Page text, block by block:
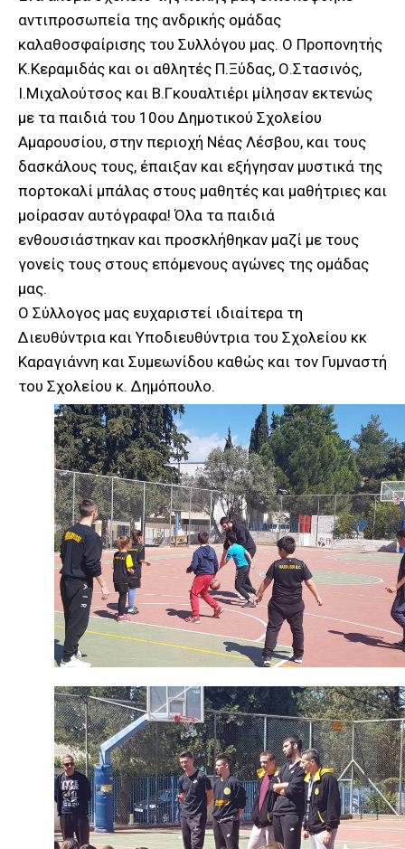
αντιπροσωπεία της ανδρικής ομάδας
καλαθοσφαίρισης του Συλλόγου μας. Ο Προπονητής
Κ.Κεραμιδάς και οι αθλητές Π.Ξύδας, Ο.Στασινός,
Ι.Μιχαλούτσος και Β.Γκουαλτιέρι μίλησαν εκτενώς
με τα παιδιά του 10ου Δημοτικού Σχολείου
Αμαρουσίου, στην περιοχή Νέας Λέσβου, και τους
δασκάλους τους, έπαιξαν και εξήγησαν μυστικά της
πορτοκαλί μπάλας στους μαθητές και μαθήτριες και
μοίρασαν αυτόγραφα! Όλα τα παιδιά
ενθουσιάστηκαν και προσκλήθηκαν μαζί με τους
γονείς τους στους επόμενους αγώνες της ομάδας
μας.
Ο Σύλλογος μας ευχαριστεί ιδιαίτερα τη
Διευθύντρια και Υποδιευθύντρια του Σχολείου κκ
Καραγιάννη και Συμεωνίδου καθώς και τον Γυμναστή
του Σχολείου κ. Δημόπουλο.